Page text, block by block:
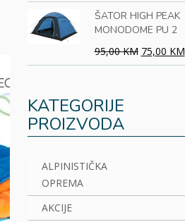
ŠATOR HIGH PEAK
MONODOME PU 2
95,00 KM 75,00 KM
KATEGORIJE
PROIZVODA
ALPINISTIČKA
OPREMA
AKCIJE